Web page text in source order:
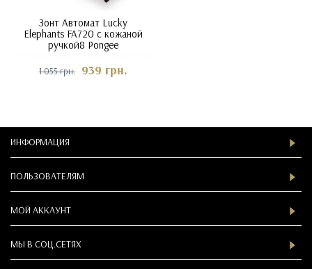
Зонт Автомат Lucky
Elephants FA720 с кожаной
ручкой8 Pongee
1 055 грн. 939 грн.
ИНФОРМАЦИЯ
ПОЛЬЗОВАТЕЛЯМ
МОЙ АККАУНТ
МЫ В СOЦ.СЕТЯХ